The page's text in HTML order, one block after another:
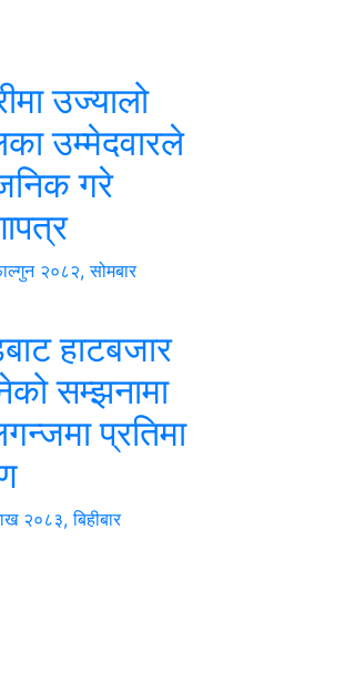
उज्यालो
उम्मेदवारले
गरे
२०८२, सोमबार
हाटबजार
सम्झनामा
प्रतिमा
२०८३, बिहीबार